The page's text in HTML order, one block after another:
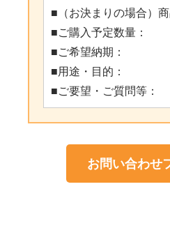
■（お決まりの場合）商
■ご購入予定数量：
■ご希望納期：
■用途・目的：
■ご要望・ご質問等：
お問い合わせ